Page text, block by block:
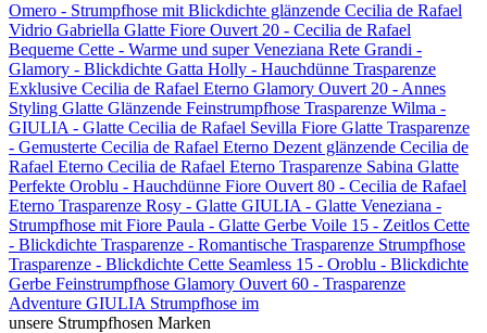
Omero - Strumpfhose mit Blickdichte glänzende Cecilia de Rafael
Vidrio Gabriella Glatte Fiore Ouvert 20 - Cecilia de Rafael
Bequeme Cette - Warme und superVeneziana Rete Grandi -
Glamory - Blickdichte Gatta Holly - Hauchdünne Trasparenze
Exklusive Cecilia de Rafael Eterno Glamory Ouvert 20 - Annes
Styling Glatte Glänzende Feinstrumpfhose Trasparenze Wilma -
GIULIA - Glatte Cecilia de Rafael Sevilla Fiore Glatte Trasparenze
- Gemusterte Cecilia de Rafael Eterno Dezent glänzende Cecilia de
Rafael Eterno Cecilia de Rafael Eterno Trasparenze Sabina Glatte
Perfekte Oroblu - Hauchdünne Fiore Ouvert 80 - Cecilia de Rafael
Eterno Trasparenze Rosy - Glatte GIULIA - Glatte Veneziana -
Strumpfhose mit Fiore Paula - Glatte Gerbe Voile 15 - Zeitlos Cette
- Blickdichte Trasparenze - Romantische Trasparenze Strumpfhose
Trasparenze - Blickdichte Cette Seamless 15 - Oroblu - Blickdichte
Gerbe Feinstrumpfhose Glamory Ouvert 60 - Trasparenze
Adventure GIULIA Strumpfhose im
unsere Strumpfhosen Marken